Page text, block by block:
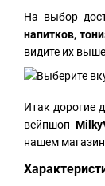
На выбор
напитков,
видите их
Итак дорогие
вейпшоп
нашем